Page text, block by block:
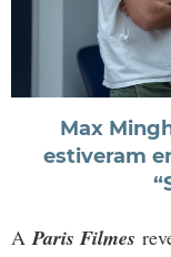
Max
estiveram
AParis Filmes